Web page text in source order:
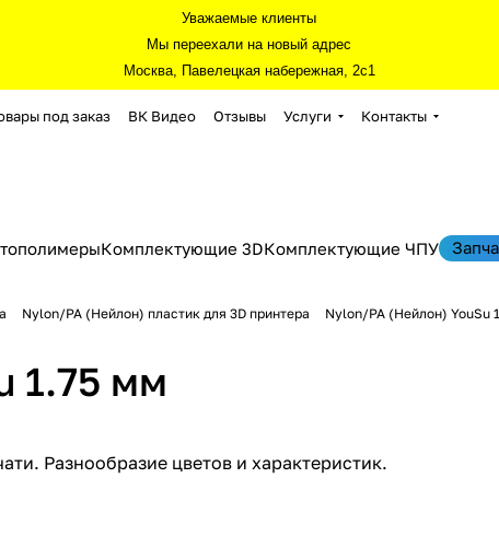
Уважаемые клиенты
Мы переехали на новый адрес
Москва, Павелецкая набережная, 2с1
под заказ ВК Видео Отзывы Услуги Контакты
Комплектующие 3DКомплектующие ЧПУ
Nylon/PA (Нейлон) пластик для 3D принтера Nylon/PA (Нейлон) YouSu
1.75 мм
Разнообразие цветов и характеристик.